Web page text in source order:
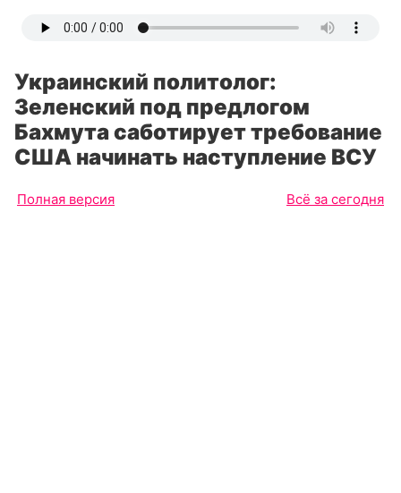
Украинский политолог:
Зеленский под предлогом
Бахмута саботирует требование
США начинать наступление ВСУ
Полная версия Всё за сегодня